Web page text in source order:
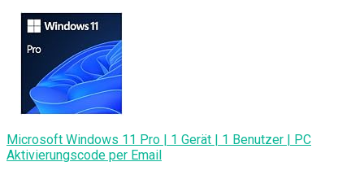
Microsoft Windows 11 Pro | 1 Gerät | 1 Benutzer | PC
Aktivierungscode per Email